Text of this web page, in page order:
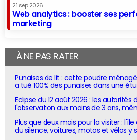
21 sep 2026
Web analytics : booster ses
marketing
À NE PAS RATER
Punaises de lit : cette poudre
a tué 100% des punaises dans une
Eclipse du 12 août 2026 : les autorités
l'observation aux moins de 3 ans,
Plus que deux mois pour la visiter : l'île
du silence, voitures, motos et vélos y